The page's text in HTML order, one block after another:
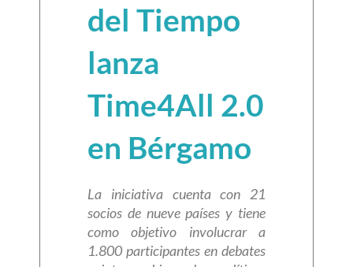
del Tiempo
lanza
Time4All 2.0
en Bérgamo
La iniciativa cuenta con 21
socios de nueve países y tiene
como objetivo involucrar a
1.800 participantes en debates